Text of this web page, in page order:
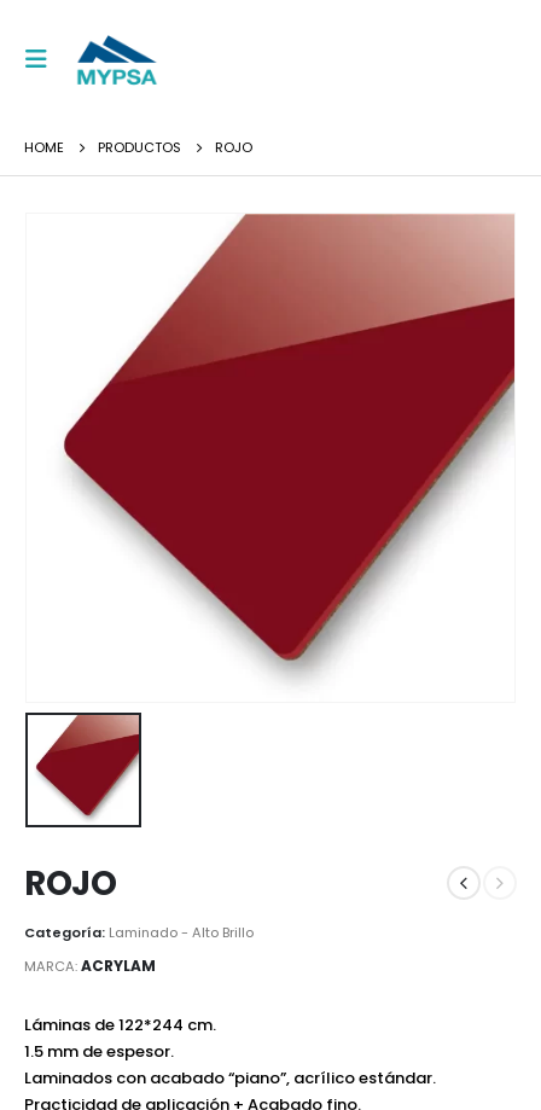
HOME PRODUCTOS ROJO
ROJO
Categoría: Laminado - Alto Brillo
MARCA:ACRYLAM
Láminas de 122*244 cm.
1.5 mm de espesor.
Laminados con acabado “piano”, acrílico estándar.
Practicidad de aplicación + Acabado fino.